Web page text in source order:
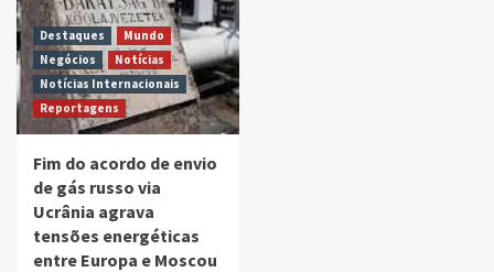
Destaques
Mundo
Negócios
Notícias
Notícias Internacionais
Reportagens
Fim do acordo de envio
de gás russo via
Ucrânia agrava
tensões energéticas
entre Europa e Moscou